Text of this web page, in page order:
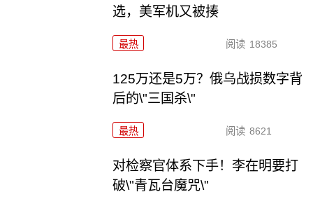
选，美军机又被揍
最热 阅读 18385
125万还是5万？俄乌战损数字背
后的\"三国杀\"
最热 阅读 8621
对检察官体系下手！李在明要打
破\"青瓦台魔咒\"